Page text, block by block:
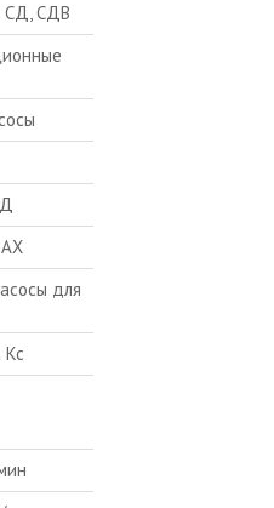
СД, СДВ
АХ
Кс